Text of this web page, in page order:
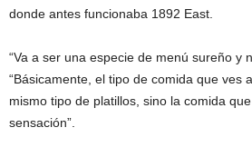
donde antes funcionaba 1892 East.
“Va a ser una especie de menú sureño y
“Básicamente, el tipo de comida que ves
mismo tipo de platillos, sino la comida
sensación”.